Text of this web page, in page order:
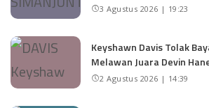
3 Agustus 2026 | 19:23
Keyshawn Davis Tolak
Melawan Juara Devin
2 Agustus 2026 | 14:39